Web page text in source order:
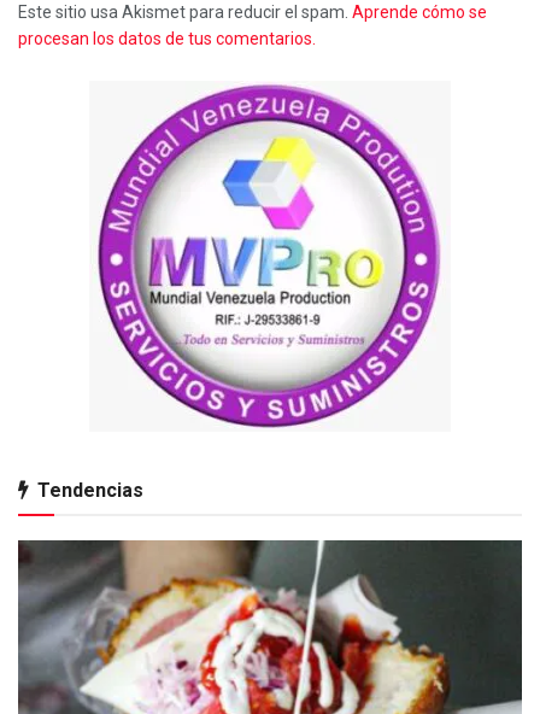
Este sitio usa Akismet para reducir el spam. Aprende cómo se
procesan los datos de tus comentarios.
Tendencias